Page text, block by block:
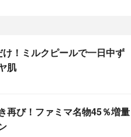
！ミルクピールで一日中ず
肌
再び！ファミマ名物45％増量